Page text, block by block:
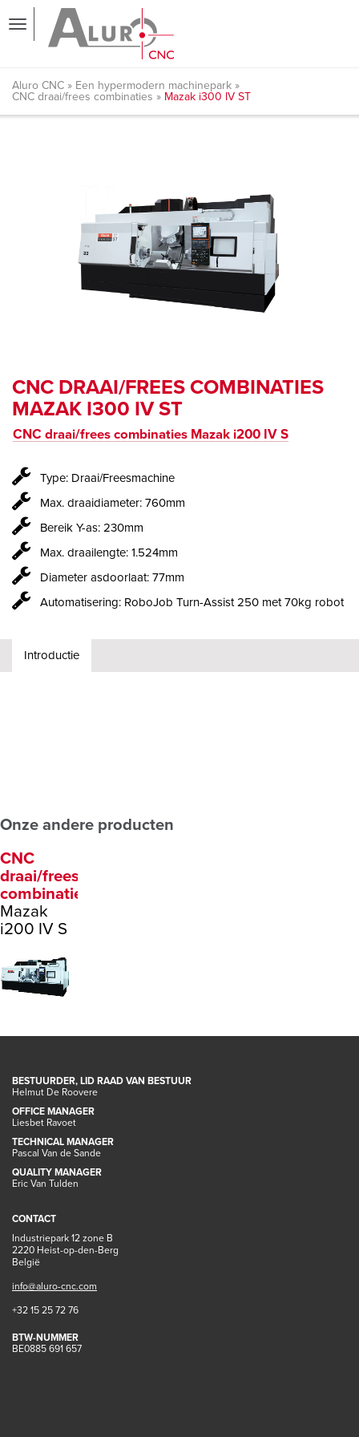
Aluro CNC
Een hypermodern machinepark
CNC draai/frees combinaties
Mazak i300 IV ST
CNC DRAAI/FREES COMBINATIES
MAZAK I300 IV ST
CNC draai/frees combinaties Mazak i200 IV S
Type: Draai/Freesmachine
Max. draaidiameter: 760mm
Bereik Y-as: 230mm
Max. draailengte: 1.524mm
Diameter asdoorlaat: 77mm
Automatisering: RoboJob Turn-Assist 250 met 70kg robot
Introductie
Onze andere producten
CNC
draai/frees
combinaties
Mazak
i200 IV S
BESTUURDER, LID RAAD VAN BESTUUR
Helmut De Roovere
OFFICE MANAGER
Liesbet Ravoet
TECHNICAL MANAGER
Pascal Van de Sande
QUALITY MANAGER
Eric Van Tulden
CONTACT
Industriepark 12 zone B
2220 Heist-op-den-Berg
België
info@aluro-cnc.com
+32 15 25 72 76
BTW-NUMMER
BE0885 691 657